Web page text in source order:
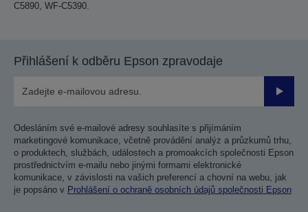
C5890, WF-C5390.
Přihlášení k odběru Epson zpravodaje
Odesláním své e-mailové adresy souhlasíte s přijímáním
marketingové komunikace, včetně provádění analýz a průzkumů trhu,
o produktech, službách, událostech a promoakcích společnosti Epson
prostřednictvím e-mailu nebo jinými formami elektronické
komunikace, v závislosti na vašich preferencí a chovní na webu, jak
je popsáno v Prohlášení o ochraně osobních údajů společnosti Epson